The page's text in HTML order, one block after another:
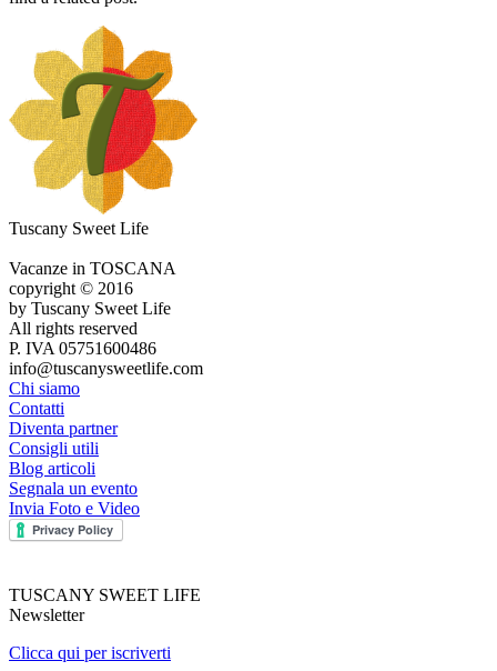
Tuscany Sweet Life
Vacanze in TOSCANA
copyright © 2016
by Tuscany Sweet Life
All rights reserved
P. IVA 05751600486
info@tuscanysweetlife.com
Chi siamo
Contatti
Diventa partner
Consigli utili
Blog articoli
Segnala un evento
Invia Foto e Video
TUSCANY SWEET LIFE
Newsletter
Clicca qui per iscriverti